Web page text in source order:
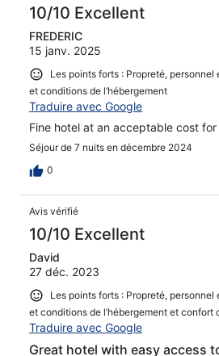
10/10 Excellent
FREDERIC
15 janv. 2025
Les points forts : Propreté,
et conditions de l’hébergement
Traduire avec Google
Fine hotel at an acceptable cost
Séjour de 7 nuits en décembre 2024
0
Avis vérifié
10/10 Excellent
David
27 déc. 2023
Les points forts : Propreté,
et conditions de l’hébergement et confort
Traduire avec Google
Great hotel with easy access